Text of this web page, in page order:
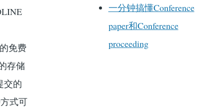
免费
存储
交的
式可
一分钟搞懂Conference
paper和Conference
proceeding